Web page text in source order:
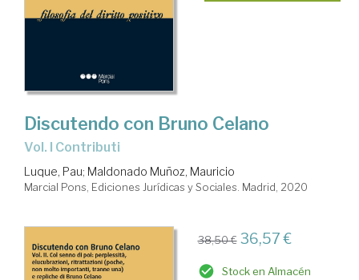
Discutendo con Bruno Celano
Vol. I Contributi
Luque, Pau; Maldonado Muñoz, Mauricio
Marcial Pons, Ediciones Jurídicas y Sociales. Madrid, 2020
38,50 € 36,57 €
Stock en Almacén